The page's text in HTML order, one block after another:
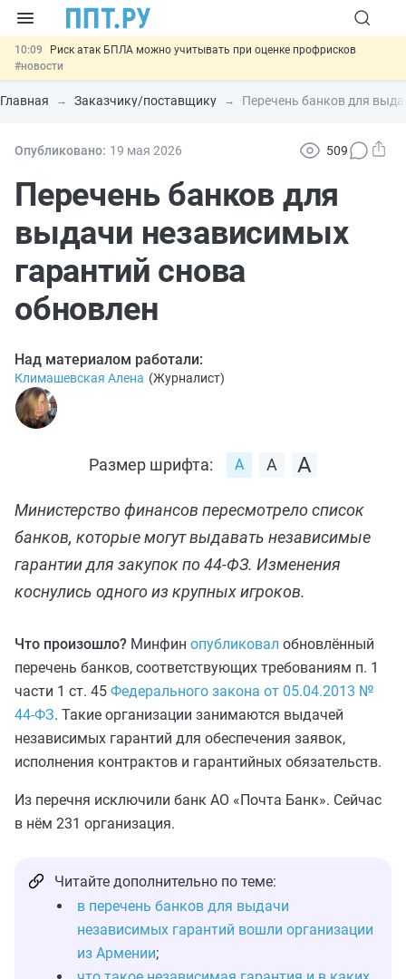
10:09
Риск атак БПЛА можно учитывать при оценке профрисков
#новости
00:01
6 августа: важные документы, вступающие в силу сегодня
#новости
05.08 Мигрантам с судимостью запретят получать ВНЖ и
05.08
Подписан закон об упрощении госзакупок по 44-ФЗ
#новости
Главная Заказчику/поставщику Перечень банков для
Опубликовано: 19 мая 2026 509
Перечень банков для
выдачи независимых
гарантий снова
обновлен
Над материалом работали:
Климашевская Алена (Журналист)
Размер шрифта:
Министерство финансов пересмотрело список
банков, которые могут выдавать независимые
гарантии для закупок по 44‑ФЗ. Изменения
коснулись одного из крупных игроков.
Что произошло? Минфин опубликовал обновлённый
перечень банков, соответствующих требованиям п. 1
части 1 ст. 45 Федерального закона от 05.04.2013 №
44‑ФЗ. Такие организации занимаются выдачей
независимых гарантий для обеспечения заявок,
исполнения контрактов и гарантийных обязательств.
Из перечня исключили банк АО «Почта Банк». Сейчас
в нём 231 организация.
Читайте дополнительно по теме:
в перечень банков для выдачи
независимых гарантий вошли организации
из Армении;